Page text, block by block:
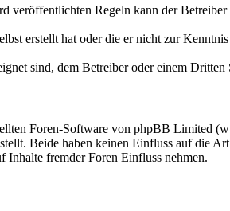
veröffentlichten Regeln kann der
erstellt hat oder die er nicht zur
sind, dem Betreiber oder einem Dritten
Foren-Software von phpBB Limited
Beide haben keinen Einfluss auf die
Inhalte fremder Foren Einfluss nehmen.